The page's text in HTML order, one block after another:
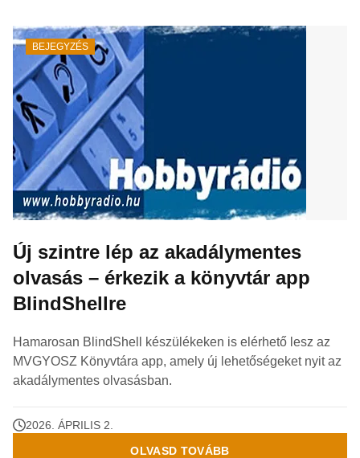
BEJEGYZÉS
Új szintre lép az akadálymentes
olvasás – érkezik a könyvtár app
BlindShellre
Hamarosan BlindShell készülékeken is elérhető lesz az
MVGYOSZ Könyvtára app, amely új lehetőségeket nyit az
akadálymentes olvasásban.
2026. ÁPRILIS 2.
OLVASD TOVÁBB